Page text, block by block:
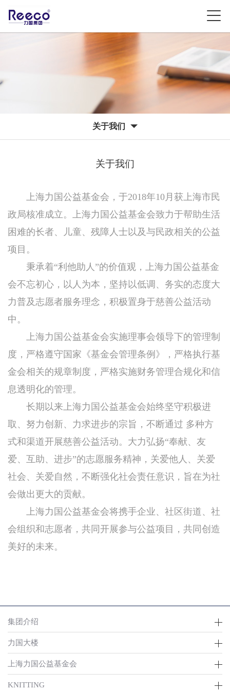
关于我们
关于我们
上海力国公益基金会，于2018年10月获上海市民
政局核准成立。上海力国公益基金会致力于帮助生活
困难的长者、儿童、残障人士以及与民政相关的公益
项目。
秉承着“利他助人”的价值观，上海力国公益基金
会不忘初心，以人为本，坚持以低调、务实的态度大
力普及志愿者服务理念，积极置身于慈善公益活动
中。
上海力国公益基金会实施理事会领导下的管理制
度，严格遵守国家《基金会管理条例》，严格执行基
金会相关的规章制度，严格实施财务管理合规化和信
息透明化的管理。
长期以来上海力国公益基金会始终坚守积极进
取、努力创新、力求进步的宗旨，不断通过 多种方
式和渠道开展慈善公益活动。大力弘扬“奉献、友
爱、互助、进步”的志愿服务精神，关爱他人、关爱
社会、关爱自然，不断强化社会责任意识，旨在为社
会做出更大的贡献。
上海力国公益基金会将携手企业、社区街道、社
会组织和志愿者，共同开展参与公益项目，共同创造
美好的未来。
集团介绍
力国大楼
上海力国公益基金会
KNITTING